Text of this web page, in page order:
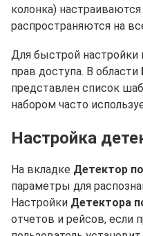
колонка)
распространяются на
Для быстрой настройки
прав доступа. В области
представлен список
набором часто
Настройка
На вкладке Детектор
параметры для
Настройки Детектора
отчетов и рейсов, если